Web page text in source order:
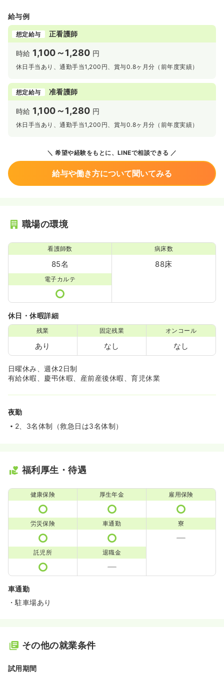
給与例
想定給与 正看護師
時給 1,100～1,280 円
休日手当あり、通勤手当1,200円、賞与0.8ヶ月分（前年度実績）
想定給与 准看護師
時給 1,100～1,280 円
休日手当あり、通勤手当1,200円、賞与0.8ヶ月分（前年度実績）
希望や経験をもとに、LINEで相談できる
給与や働き方について聞いてみる
職場の環境
看護師数
85名
病床数
88床
電子カルテ
休日・休暇詳細
残業
あり
固定残業
なし
オンコール
なし
日曜休み、週休2日制
有給休暇、慶弔休暇、産前産後休暇、育児休業
夜勤
2、3名体制（救急日は3名体制）
福利厚生・待遇
健康保険 厚生年金 雇用保険
労災保険 車通勤 寮
託児所 退職金
車通勤
・駐車場あり
その他の就業条件
試用期間